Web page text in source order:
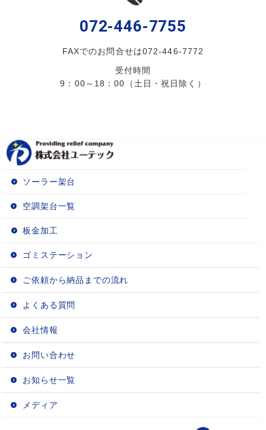
072-446-7755
FAXでのお問合せは072-446-7772
受付時間
9：00～18：00（土日・祝日除く）
ソーラー架台
空調架台一覧
板金加工
ゴミステーション
ご依頼から納品までの流れ
よくある質問
会社情報
お問い合わせ
お知らせ一覧
メディア